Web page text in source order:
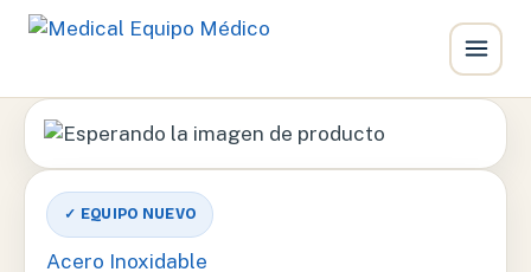
contenido
✓ EQUIPO NUEVO
Acero Inoxidable